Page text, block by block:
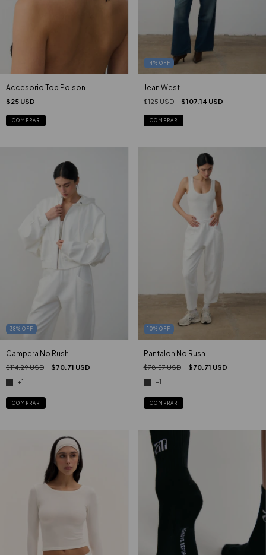
Accesorio Top Poison
$25 USD
COMPRAR
14% OFF
Jean West
$125 USD $107.14 USD
COMPRAR
38% OFF
Campera No Rush
$114.29 USD $70.71 USD
+1
COMPRAR
10% OFF
Pantalon No Rush
$78.57 USD $70.71 USD
+1
COMPRAR